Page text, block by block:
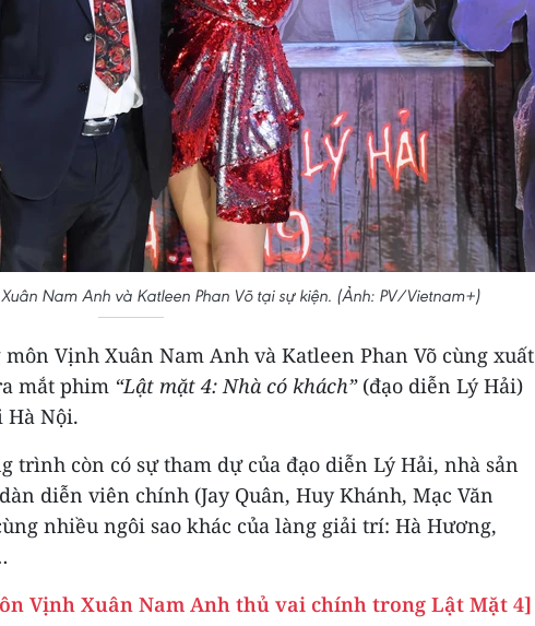
Nam Anh và Katleen Phan Võ tại sự kiện. (Ảnh: PV/Vietnam+)
Vịnh Xuân Nam Anh và Katleen Phan Võ cùng xuất
mắt phim “Lật mặt 4: Nhà có khách”(đạo diễn Lý Hải)
Hà Nội.
trình còn có sự tham dự của đạo diễn Lý Hải, nhà sản
diễn viên chính (Jay Quân, Huy Khánh, Mạc Văn
nhiều ngôi sao khác của làng giải trí: Hà Hương,
Vịnh Xuân Nam Anh thủ vai chính trong Lật Mặt 4]